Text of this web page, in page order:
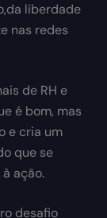
liberdade
nas redes
de RH e
é bom, mas
e cria um
que se
ação.
desafio